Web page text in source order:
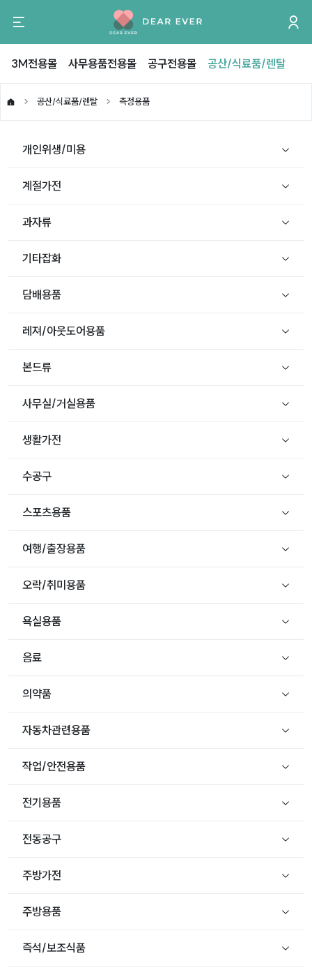
3M전용몰 사무용품전용몰 공구전용몰 공산/식료품/렌탈
공산/식료품/렌탈 측정용품
개인위생/미용
계절가전
과자류
기타잡화
담배용품
레져/아웃도어용품
본드류
사무실/거실용품
생활가전
수공구
스포츠용품
여행/출장용품
오락/취미용품
욕실용품
음료
의약품
자동차관련용품
작업/안전용품
전기용품
전동공구
주방가전
주방용품
즉석/보조식품